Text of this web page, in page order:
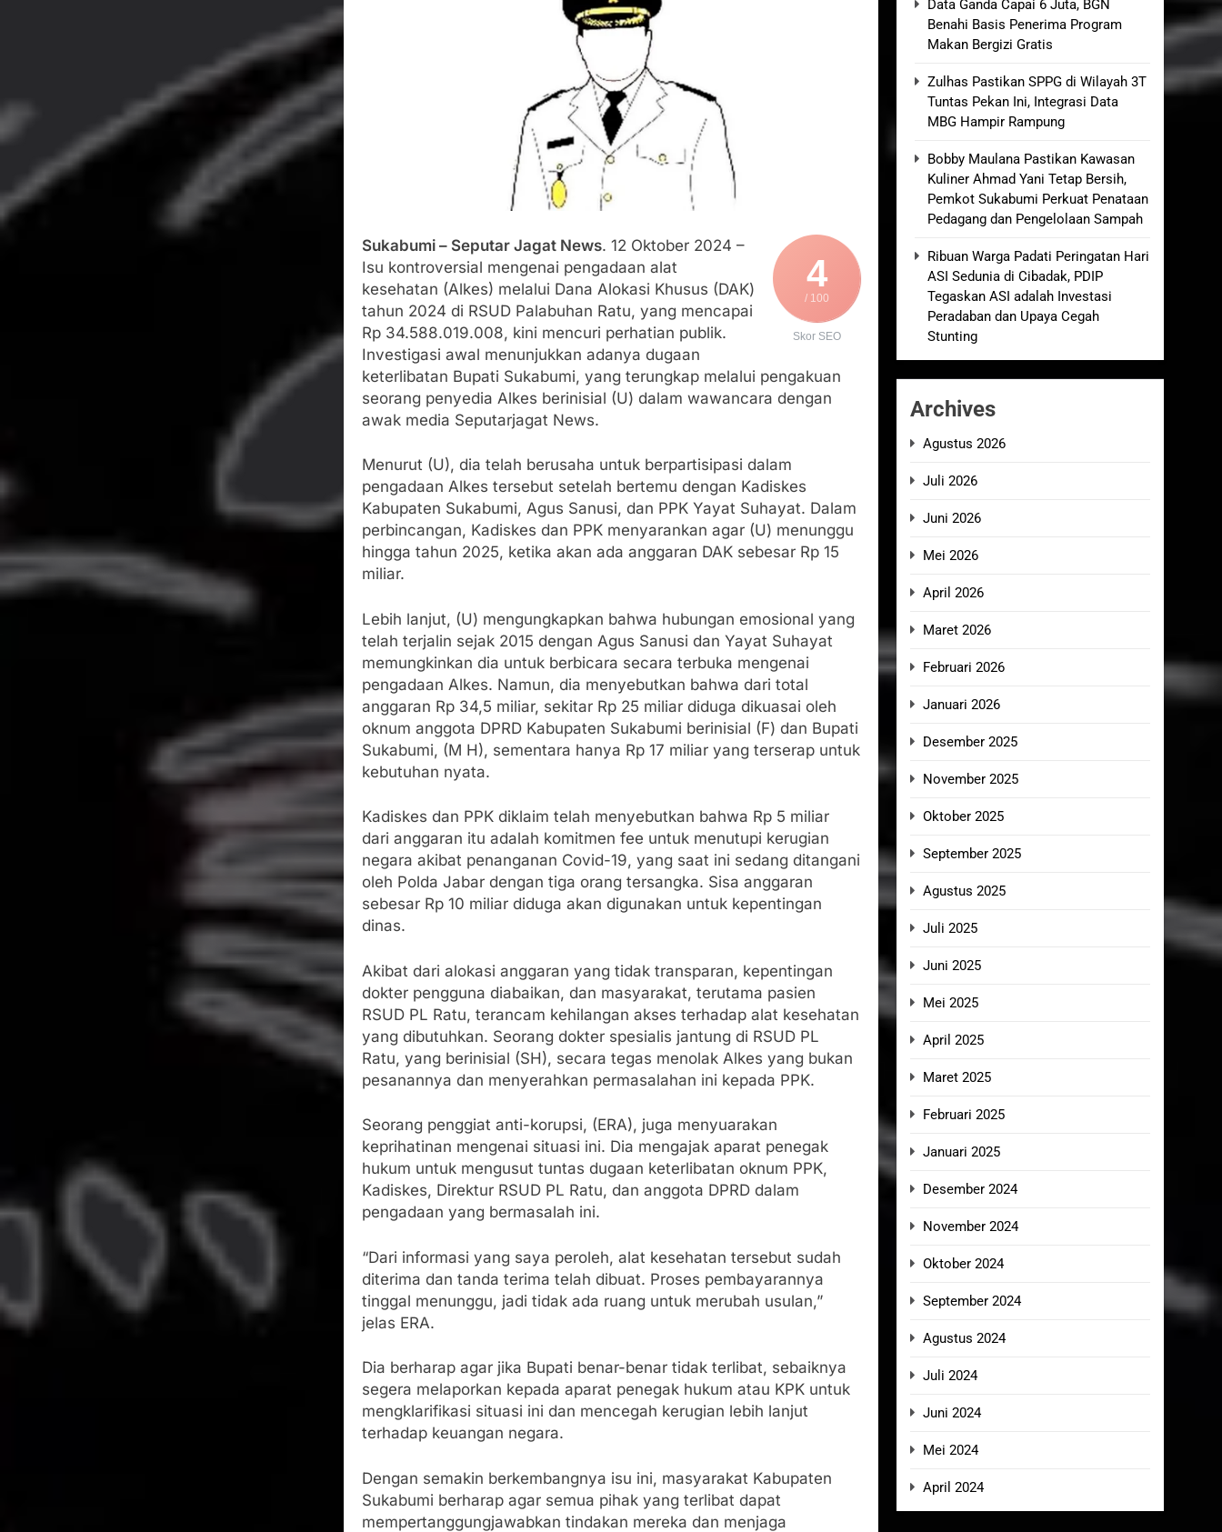
Agustus 5, 2026
SMA Negeri Nyalindung Sukabumi Diduga Lakukan Pungutan melalui Komite Sekolah, Disorot karena Dinilai
Bertentangan dengan Edaran Disdik Jabar
Agustus 4, 2026
Ketua Umum FSP Maritim Indonesia Bantah Isu Mogok Nasional TKBM: “Belum Ada Keputusan Resmi”
Menjalin Harmoni di Tanah Sukaresmi: Kala Mina Padi, P2L, dan Gotong Royong Menggerakkan Ekonomi Desa
Korban Tenggelam di Perairan Giligenting Ditemukan, Polisi Pastikan Penanganan Berjalan Sesuai Prosedur
4
/ 100
Skor SEO
Sukabumi – Seputar Jagat News. 12 Oktober 2024 –
Isu kontroversial mengenai pengadaan alat
kesehatan (Alkes) melalui Dana Alokasi Khusus (DAK)
tahun 2024 di RSUD Palabuhan Ratu, yang mencapai
Rp 34.588.019.008, kini mencuri perhatian publik.
Investigasi awal menunjukkan adanya dugaan
keterlibatan Bupati Sukabumi, yang terungkap melalui pengakuan
seorang penyedia Alkes berinisial (U) dalam wawancara dengan
awak media Seputarjagat News.
Menurut (U), dia telah berusaha untuk berpartisipasi dalam
pengadaan Alkes tersebut setelah bertemu dengan Kadiskes
Kabupaten Sukabumi, Agus Sanusi, dan PPK Yayat Suhayat. Dalam
perbincangan, Kadiskes dan PPK menyarankan agar (U) menunggu
hingga tahun 2025, ketika akan ada anggaran DAK sebesar Rp 15
miliar.
Lebih lanjut, (U) mengungkapkan bahwa hubungan emosional yang
telah terjalin sejak 2015 dengan Agus Sanusi dan Yayat Suhayat
memungkinkan dia untuk berbicara secara terbuka mengenai
pengadaan Alkes. Namun, dia menyebutkan bahwa dari total
anggaran Rp 34,5 miliar, sekitar Rp 25 miliar diduga dikuasai oleh
oknum anggota DPRD Kabupaten Sukabumi berinisial (F) dan Bupati
Sukabumi, (M H), sementara hanya Rp 17 miliar yang terserap untuk
kebutuhan nyata.
Kadiskes dan PPK diklaim telah menyebutkan bahwa Rp 5 miliar
dari anggaran itu adalah komitmen fee untuk menutupi kerugian
negara akibat penanganan Covid-19, yang saat ini sedang ditangani
oleh Polda Jabar dengan tiga orang tersangka. Sisa anggaran
sebesar Rp 10 miliar diduga akan digunakan untuk kepentingan
dinas.
Akibat dari alokasi anggaran yang tidak transparan, kepentingan
dokter pengguna diabaikan, dan masyarakat, terutama pasien
RSUD PL Ratu, terancam kehilangan akses terhadap alat kesehatan
yang dibutuhkan. Seorang dokter spesialis jantung di RSUD PL
Ratu, yang berinisial (SH), secara tegas menolak Alkes yang bukan
pesanannya dan menyerahkan permasalahan ini kepada PPK.
Seorang penggiat anti-korupsi, (ERA), juga menyuarakan
keprihatinan mengenai situasi ini. Dia mengajak aparat penegak
hukum untuk mengusut tuntas dugaan keterlibatan oknum PPK,
Kadiskes, Direktur RSUD PL Ratu, dan anggota DPRD dalam
pengadaan yang bermasalah ini.
“Dari informasi yang saya peroleh, alat kesehatan tersebut sudah
diterima dan tanda terima telah dibuat. Proses pembayarannya
tinggal menunggu, jadi tidak ada ruang untuk merubah usulan,”
jelas ERA.
Dia berharap agar jika Bupati benar-benar tidak terlibat, sebaiknya
segera melaporkan kepada aparat penegak hukum atau KPK untuk
mengklarifikasi situasi ini dan mencegah kerugian lebih lanjut
terhadap keuangan negara.
Dengan semakin berkembangnya isu ini, masyarakat Kabupaten
Sukabumi berharap agar semua pihak yang terlibat dapat
mempertanggungjawabkan tindakan mereka dan menjaga
Data Ganda Capai 6 Juta, BGN
Benahi Basis Penerima Program
Makan Bergizi Gratis
Zulhas Pastikan SPPG di Wilayah 3T
Tuntas Pekan Ini, Integrasi Data
MBG Hampir Rampung
Bobby Maulana Pastikan Kawasan
Kuliner Ahmad Yani Tetap Bersih,
Pemkot Sukabumi Perkuat Penataan
Pedagang dan Pengelolaan Sampah
Ribuan Warga Padati Peringatan Hari
ASI Sedunia di Cibadak, PDIP
Tegaskan ASI adalah Investasi
Peradaban dan Upaya Cegah
Stunting
Archives
Agustus 2026
Juli 2026
Juni 2026
Mei 2026
April 2026
Maret 2026
Februari 2026
Januari 2026
Desember 2025
November 2025
Oktober 2025
September 2025
Agustus 2025
Juli 2025
Juni 2025
Mei 2025
April 2025
Maret 2025
Februari 2025
Januari 2025
Desember 2024
November 2024
Oktober 2024
September 2024
Agustus 2024
Juli 2024
Juni 2024
Mei 2024
April 2024